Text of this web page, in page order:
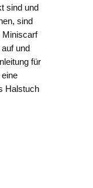
sind und
sind
Miniscarf
und
für
Halstuch